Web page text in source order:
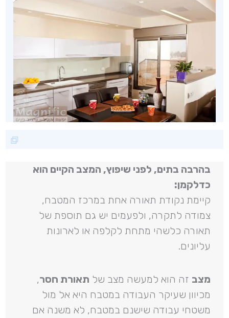
בהרבה בתים, לפני שיפוץ, המצב הקיים הוא
כדלקמן:
קיימת נקודת תאורה אחת במרכז המטבח,
צמודה לתקרה, ולפעמים יש גם תוספת של
תאורה כלשהי מתחת לקלפה או לארונות
עליונים.
מצב זה הוא למעשה מצב של תאורת חסר,
מכיוון שעיקר העבודה במטבח היא אל מול
משטחי עבודה שישנם במטבח, לא משנה אם